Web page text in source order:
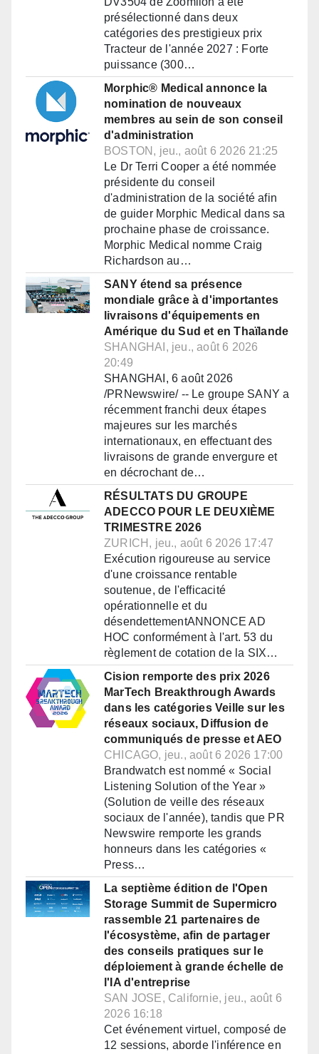
présélectionné dans deux
catégories des prestigieux prix
Tracteur de l'année 2027 : Forte
puissance (300…
Morphic® Medical annonce la
nomination de nouveaux
membres au sein de son conseil
d'administration
BOSTON, jeu., août 6 2026 21:25
Le Dr Terri Cooper a été nommée
présidente du conseil
d'administration de la société afin
de guider Morphic Medical dans sa
prochaine phase de croissance.
Morphic Medical nomme Craig
Richardson au…
SANY étend sa présence
mondiale grâce à d'importantes
livraisons d'équipements en
Amérique du Sud et en Thaïlande
SHANGHAI, jeu., août 6 2026
20:49
SHANGHAI, 6 août 2026
/PRNewswire/ -- Le groupe SANY a
récemment franchi deux étapes
majeures sur les marchés
internationaux, en effectuant des
livraisons de grande envergure et
en décrochant de…
RÉSULTATS DU GROUPE
ADECCO POUR LE DEUXIÈME
TRIMESTRE 2026
ZURICH, jeu., août 6 2026 17:47
Exécution rigoureuse au service
d'une croissance rentable
soutenue, de l'efficacité
opérationnelle et du
désendettementANNONCE AD
HOC conformément à l'art. 53 du
règlement de cotation de la SIX…
Cision remporte des prix 2026
MarTech Breakthrough Awards
dans les catégories Veille sur les
réseaux sociaux, Diffusion de
communiqués de presse et AEO
CHICAGO, jeu., août 6 2026 17:00
Brandwatch est nommé « Social
Listening Solution of the Year »
(Solution de veille des réseaux
sociaux de l'année), tandis que PR
Newswire remporte les grands
honneurs dans les catégories «
Press…
La septième édition de l'Open
Storage Summit de Supermicro
rassemble 21 partenaires de
l'écosystème, afin de partager
des conseils pratiques sur le
déploiement à grande échelle de
l'IA d'entreprise
SAN JOSE, Californie, jeu., août 6
2026 16:18
Cet événement virtuel, composé de
12 sessions, aborde l'inférence en